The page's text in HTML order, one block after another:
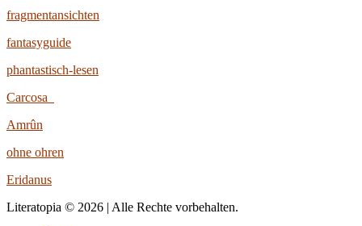
fragmentansichten
fantasyguide
phantastisch-lesen
Carcosa
Amrûn
ohne ohren
Eridanus
Literatopia © 2026 | Alle Rechte vorbehalten.